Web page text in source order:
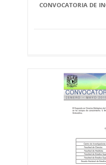
CONVOCATORIA DE